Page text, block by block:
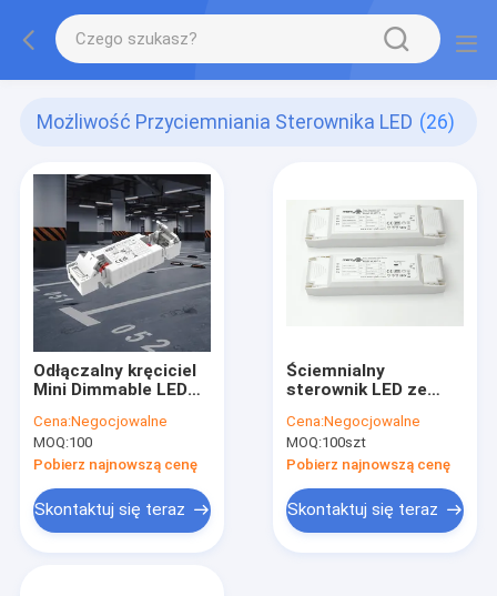
Możliwość Przyciemniania Sterownika LED (26)
Odłączalny kręciciel
Mini Dimmable LED
C.C. KL12C-PDii /
KL20C-PDiii / KL26C-
PDii / KL35C-PDii
Cena:Negocjowalne
MOQ:100
Pobierz najnowszą cenę
Skontaktuj się teraz
Ściemnialny
sterownik LED ze
diodą LED
ściemniania krawędzi
Cena:Negocjowalne
MOQ:100szt
Pobierz najnowszą cenę
Skontaktuj się teraz